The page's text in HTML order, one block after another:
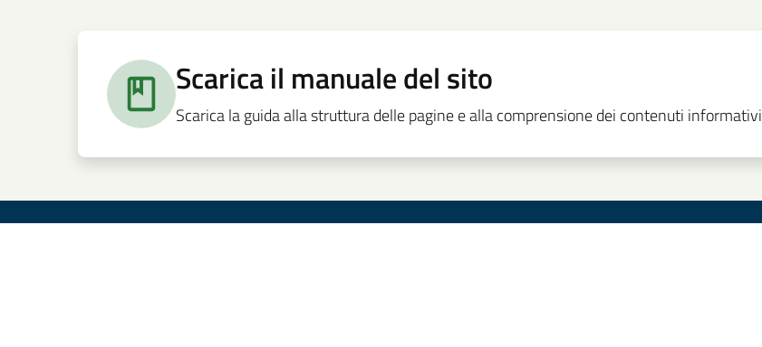
Scarica il manuale del sito
Scarica la guida alla struttura delle pagine e alla comprensione dei contenuti informativi